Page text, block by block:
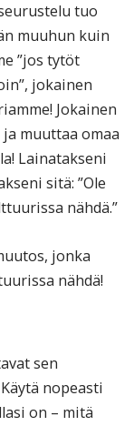
tuo
muuhun kuin
”jos tytöt
jokainen
Jokainen
muuttaa omaa
Lainatakseni
sitä: ”Ole
nähdä.”
jonka
nähdä!
sen
nopeasti
on – mitä